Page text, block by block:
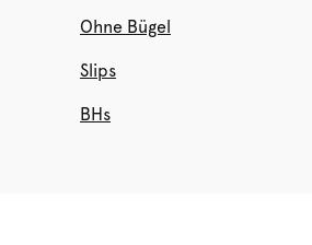
Ohne Bügel
Slips
BHs